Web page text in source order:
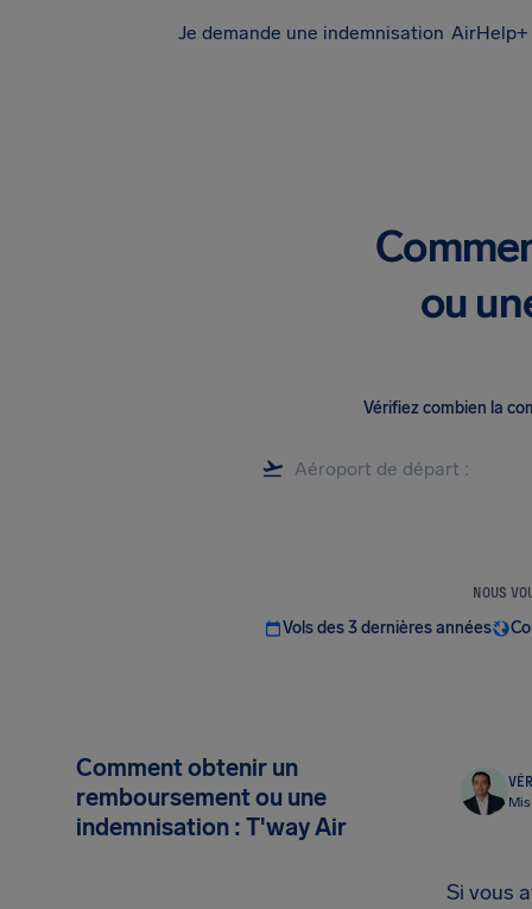
Je demande une indemnisation
ou
Vérifiez combien la
NOUS
Vols des 3 dernières années
Comment obtenir un
remboursement ou une
indemnisation : T'way Air
Si vous